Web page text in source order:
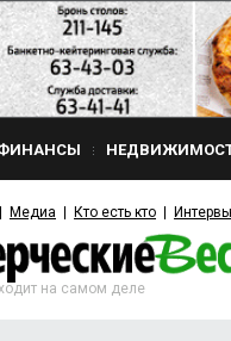
Медиа Кто есть кто
на самом деле